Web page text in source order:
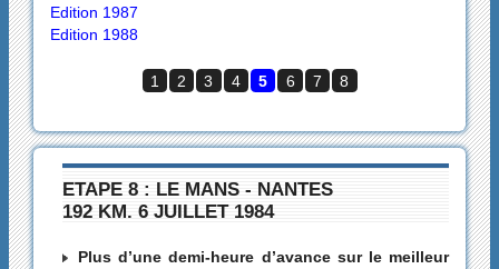
Edition 1987
Edition 1988
1 2 3 4 5 6 7 8
ETAPE 8 : LE MANS - NANTES
192 KM. 6 JUILLET 1984
Plus d’une demi-heure d’avance sur le meilleur